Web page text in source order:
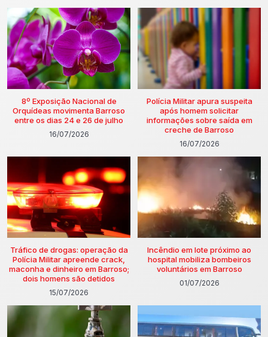
8º Exposição Nacional de
Orquídeas movimenta Barroso
entre os dias 24 e 26 de julho
16/07/2026
Polícia Militar apura suspeita
após homem solicitar
informações sobre saída em
creche de Barroso
16/07/2026
Tráfico de drogas: operação da
Polícia Militar apreende crack,
maconha e dinheiro em Barroso;
dois homens são detidos
15/07/2026
Incêndio em lote próximo ao
hospital mobiliza bombeiros
voluntários em Barroso
01/07/2026